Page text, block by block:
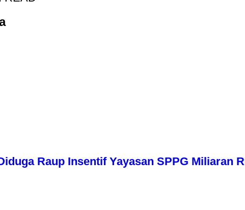
Raup Insentif Yayasan SPPG Miliaran